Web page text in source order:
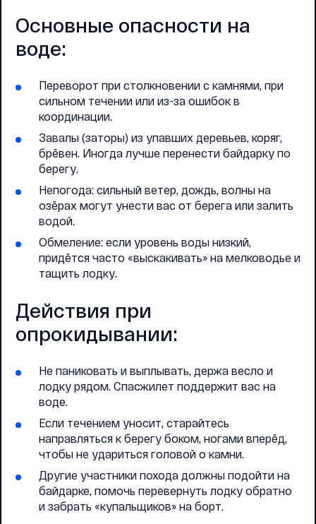
Основные опасности на
воде:
Переворот при столкновении с камнями, при
сильном течении или из-за ошибок в
координации.
Завалы (заторы) из упавших деревьев, коряг,
брёвен. Иногда лучше перенести байдарку по
берегу.
Непогода: сильный ветер, дождь, волны на
озёрах могут унести вас от берега или залить
водой.
Обмеление: если уровень воды низкий,
придётся часто «выскакивать» на мелководье и
тащить лодку.
Действия при
опрокидывании:
Не паниковать и выплывать, держа весло и
лодку рядом. Спасжилет поддержит вас на
воде.
Если течением уносит, старайтесь
направляться к берегу боком, ногами вперёд,
чтобы не удариться головой о камни.
Другие участники похода должны подойти на
байдарке, помочь перевернуть лодку обратно
и забрать «купальщиков» на борт.